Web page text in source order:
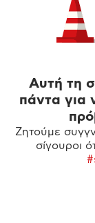
Αυτή τη
πάντα για
Ζητούμε
σίγουροι